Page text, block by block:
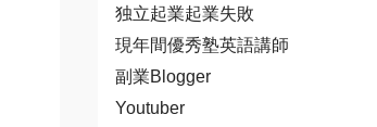
独立起業起業失敗
現年間優秀塾英語講師
副業Blogger
Youtuber